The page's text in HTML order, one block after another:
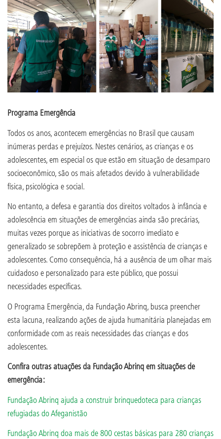
Programa Emergência
Todos os anos, acontecem emergências no Brasil que causam
inúmeras perdas e prejuízos. Nestes cenários, as crianças e os
adolescentes, em especial os que estão em situação de desamparo
socioeconômico, são os mais afetados devido à vulnerabilidade
física, psicológica e social.
No entanto, a defesa e garantia dos direitos voltados à infância e
adolescência em situações de emergências ainda são precárias,
muitas vezes porque as iniciativas de socorro imediato e
generalizado se sobrepõem à proteção e assistência de crianças e
adolescentes. Como consequência, há a ausência de um olhar mais
cuidadoso e personalizado para este público, que possui
necessidades específicas.
O Programa Emergência, da Fundação Abrinq, busca preencher
esta lacuna, realizando ações de ajuda humanitária planejadas em
conformidade com as reais necessidades das crianças e dos
adolescentes.
Confira outras atuações da Fundação Abrinq em situações de
emergência:
Fundação Abrinq ajuda a construir brinquedoteca para crianças
refugiadas do Afeganistão
Fundação Abrinq doa mais de 800 cestas básicas para 280 crianças